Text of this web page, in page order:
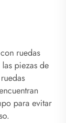
ruedas
piezas de
para evitar